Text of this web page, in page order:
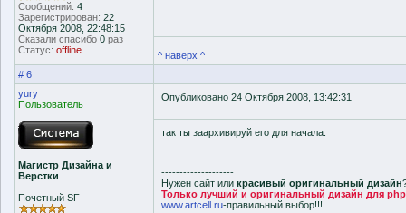
Сообщений: 4
Зарегистрирован: 22
Октября 2008, 22:48:15
Сказали спасибо 0 раз
Статус: offline
^ наверх ^
# 6
yury
Пользователь
Магистр Дизайна и
Верстки
Почетный SF
Опубликовано 24 Октября 2008, 13:42:31
так ты заархивируй его для начала.
--------------------
Нужен сайт или красивый оригинальный дизайн
Только лучший и оригинальный дизайн для
www.artcell.ru-правильный выбор!!!